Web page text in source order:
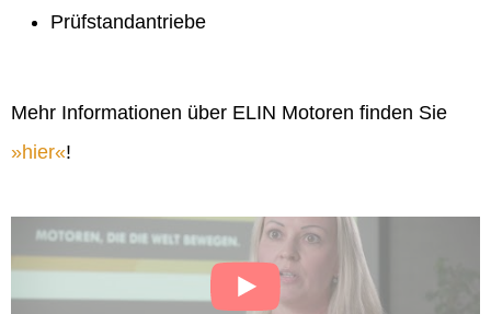
Prüfstandantriebe
Mehr Informationen über ELIN Motoren finden Sie
hier !